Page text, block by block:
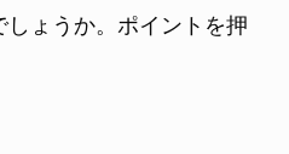
ょうか。ポイントを押